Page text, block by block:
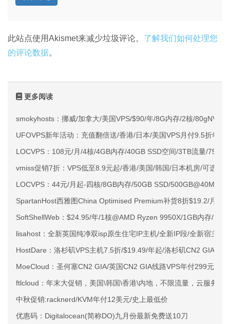
此站点使用Akismet来减少垃圾评论。 了解我们如何处理您
的评论数据。
更多阅读
smokyhosts：挪威/加拿大/美国VPS/$90/年/8G内存/2核/
UFOVPS新年活动：充值翻倍送/香港/日本/美国VPS月付9.5折年
LOCVPS：108元/月/4核/4GB内存/40GB SSD空间/3TB流量/
vmiss促销7折：VPS低至8.9元起/香港/美国/韩国/日本机房/可选
LOCVPS：44元/月起-四核/8GB内存/50GB SSD/
SpartanHost西雅图China Optimised Premium补货8折$19.2/月起
SoftShellWeb：$24.95/年/1核@AMD Ryzen 9950X/1GB内存/
lisahost：全新英国纯净双isp原生住宅IP主机/全新IP段/全新宿主机
HostDare：洛杉矶VPS主机7.5折/$19.49/年起/洛杉矶CN2 GIA/日
MoeCloud：圣何塞CN2 GIA/英国CN2 GIA线路VPS年付299元起
ftlcloud：年末大促销，美国\韩国\香港\内地，不限流量，云服务器
中秋促销:racknerd/KVM年付12美元/史上最低价
优惠码：Digitalocean(简称DO)九月份最新免费送10刀